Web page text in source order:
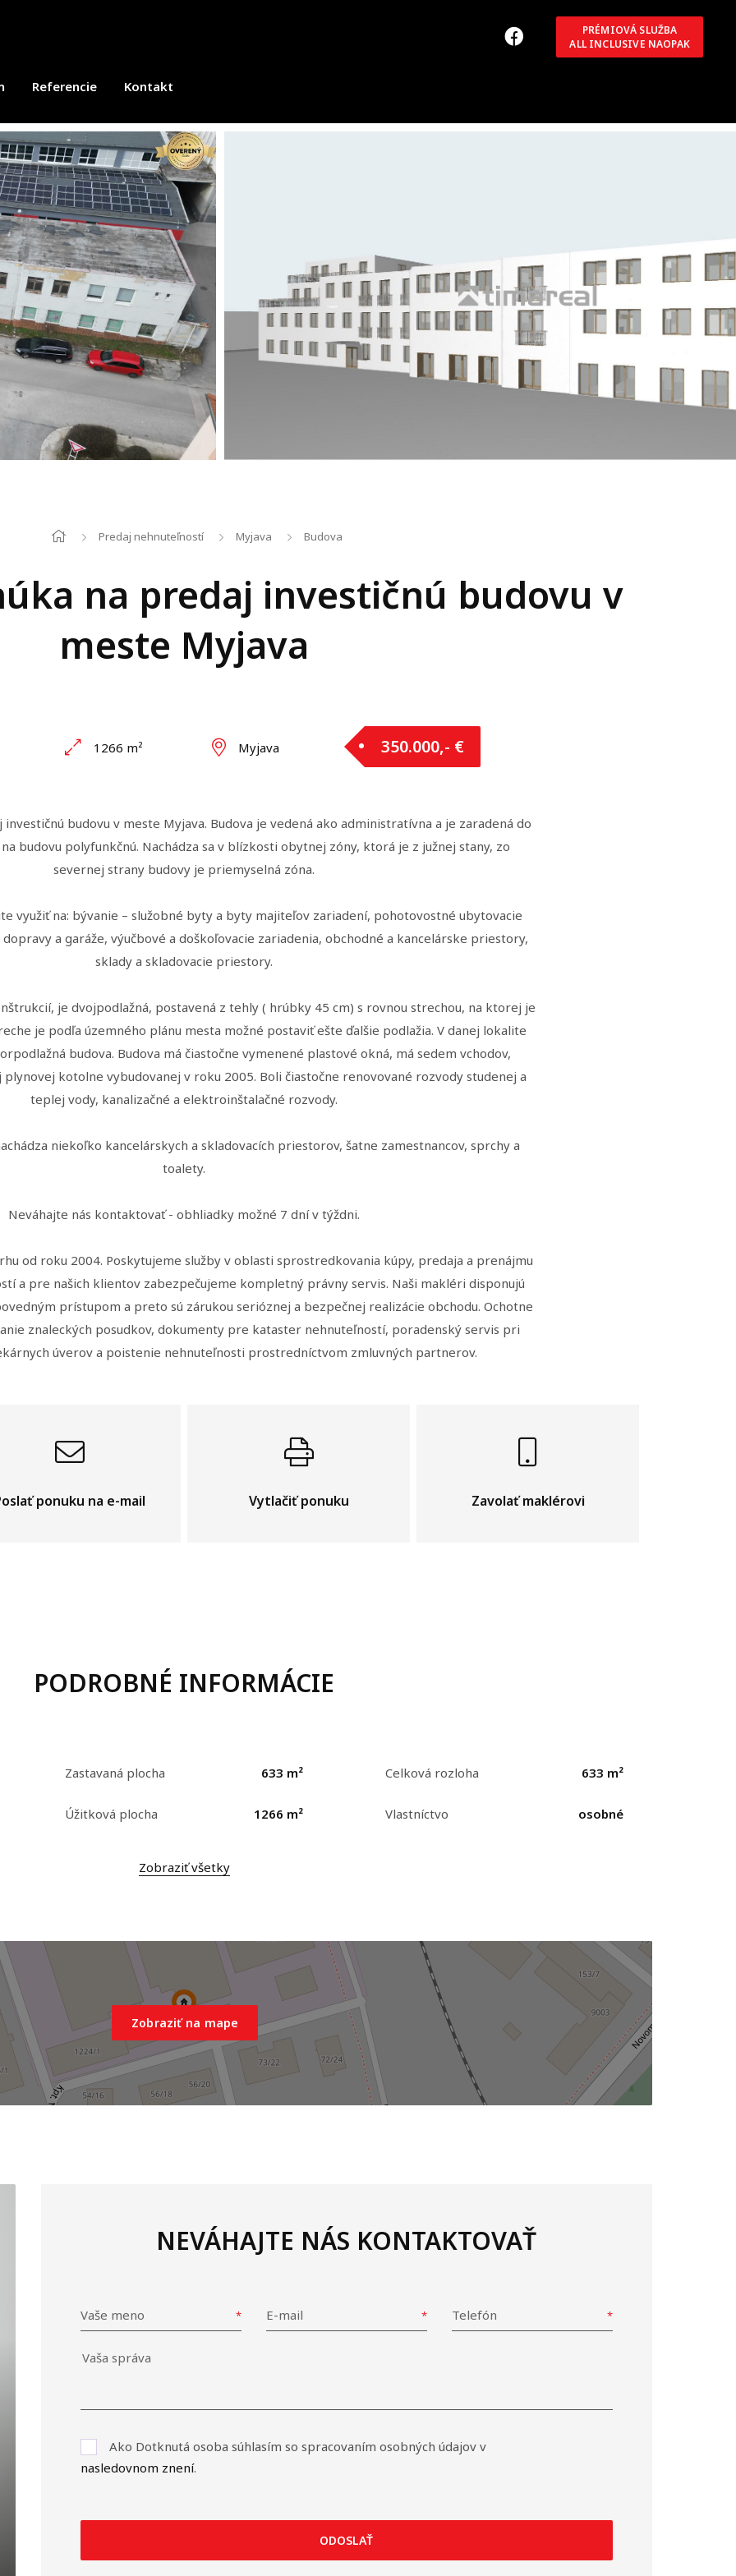
PRÉMIOVÁ SLUŽBA
ALL INCLUSIVE NAOPAK
Referencie Kontakt
Predaj nehnuteľností Myjava Budova
na predaj investičnú budovu v
meste Myjava
1266 m² Myjava 350.000,- €
budovu v meste Myjava. Budova je vedená ako administratívna a je zaradená do
budovu polyfunkčnú. Nachádza sa v blízkosti obytnej zóny, ktorá je z južnej stany, zo
severnej strany budovy je priemyselná zóna.
využiť na: bývanie – služobné byty a byty majiteľov zariadení, pohotovostné ubytovacie
a garáže, výučbové a doškoľovacie zariadenia, obchodné a kancelárske priestory,
sklady a skladovacie priestory.
je dvojpodlažná, postavená z tehly ( hrúbky 45 cm) s rovnou strechou, na ktorej je
je podľa územného plánu mesta možné postaviť ešte ďalšie podlažia. V danej lokalite
budova. Budova má čiastočne vymenené plastové okná, má sedem vchodov,
kotolne vybudovanej v roku 2005. Boli čiastočne renovované rozvody studenej a
teplej vody, kanalizačné a elektroinštalačné rozvody.
niekoľko kancelárskych a skladovacích priestorov, šatne zamestnancov, sprchy a
toalety.
Neváhajte nás kontaktovať - obhliadky možné 7 dní v týždni.
od roku 2004. Poskytujeme služby v oblasti sprostredkovania kúpy, predaja a prenájmu
a pre našich klientov zabezpečujeme kompletný právny servis. Naši makléri disponujú
prístupom a preto sú zárukou serióznej a bezpečnej realizácie obchodu. Ochotne
znaleckých posudkov, dokumenty pre kataster nehnuteľností, poradenský servis pri
úverov a poistenie nehnuteľnosti prostredníctvom zmluvných partnerov.
ponuku na e-mail Vytlačiť ponuku Zavolať maklérovi
PODROBNÉ INFORMÁCIE
Zastavaná plocha 633 m² Celková rozloha 633 m²
Úžitková plocha 1266 m² Vlastníctvo osobné
Zobraziť všetky
Zobraziť na mape
NEVÁHAJTE NÁS KONTAKTOVAŤ
Vaše meno E-mail Telefón
Ako Dotknutá osoba súhlasím so spracovaním osobných údajov v
nasledovnom znení.
ODOSLAŤ